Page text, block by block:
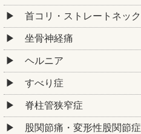
首コリ・ストレートネック
坐骨神経痛
ヘルニア
すべり症
脊柱管狭窄症
股関節痛・変形性股関節症